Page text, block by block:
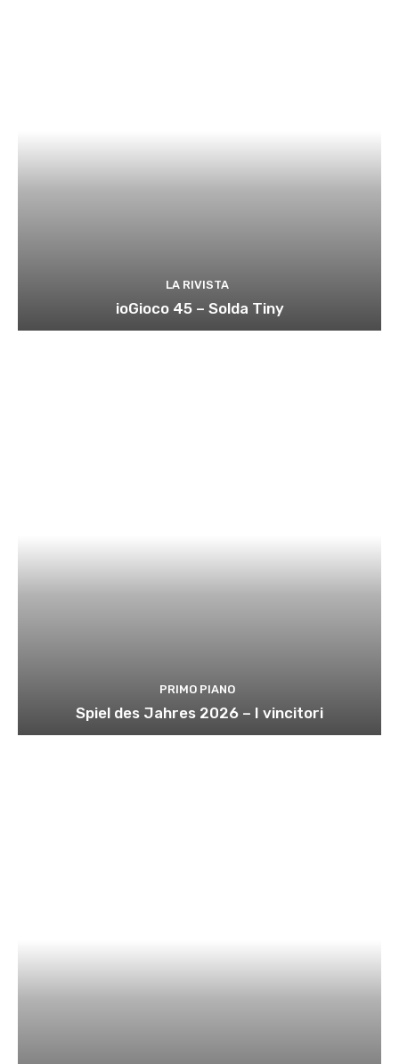
LA RIVISTA
ioGioco 45 – Solda Tiny
PRIMO PIANO
Spiel des Jahres 2026 – I vincitori